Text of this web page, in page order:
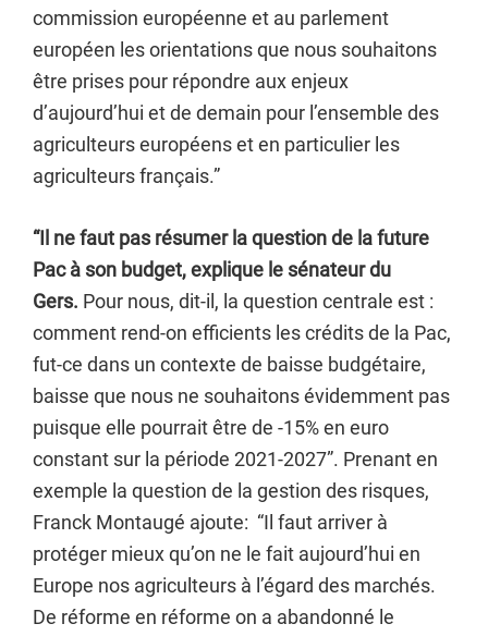
commission européenne et au parlement
européen les orientations que nous souhaitons
être prises pour répondre aux enjeux
d’aujourd’hui et de demain pour l’ensemble des
agriculteurs européens et en particulier les
agriculteurs français.”
“Il ne faut pas résumer la question de la future
Pac à son budget, explique le sénateur du
Gers. Pour nous, dit-il, la question centrale est :
comment rend-on efficients les crédits de la Pac,
fut-ce dans un contexte de baisse budgétaire,
baisse que nous ne souhaitons évidemment pas
puisque elle pourrait être de -15% en euro
constant sur la période 2021-2027”. Prenant en
exemple la question de la gestion des risques,
Franck Montaugé ajoute: “Il faut arriver à
protéger mieux qu’on ne le fait aujourd’hui en
Europe nos agriculteurs à l’égard des marchés.
De réforme en réforme on a abandonné le